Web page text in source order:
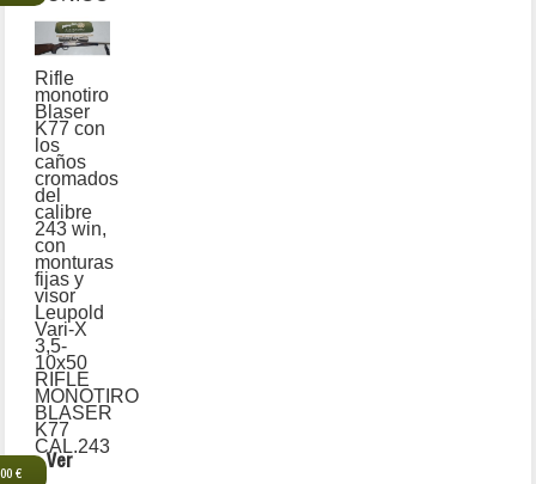
Rifle
monotiro
Blaser
K77 con
los
caños
cromados
del
calibre
243 win,
con
monturas
fijas y
visor
Leupold
Vari-X
3,5-
10x50
RIFLE
MONOTIRO
BLASER
K77
CAL.243
€
Ver